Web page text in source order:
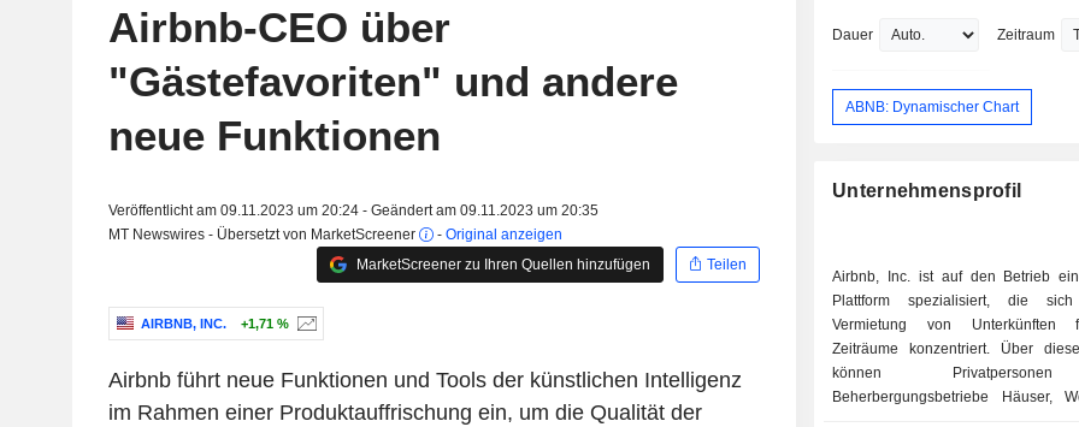
Airbnb-CEO über
"Gästefavoriten" und andere
neue Funktionen
Veröffentlicht am 09.11.2023 um 20:24 - Geändert am 09.11.2023 um 20:35
MT Newswires - Übersetzt von MarketScreener
- Original anzeigen
MarketScreener zu Ihren Quellen hinzufügen
Teilen
AIRBNB, INC. +1,71 %
Airbnb führt neue Funktionen und Tools der künstlichen Intelligenz
im Rahmen einer Produktauffrischung ein, um die Qualität der
Dauer Zeitraum
ABNB: Dynamischer Chart
Unternehmensprofil
Airbnb, Inc. ist auf den Betrieb
Plattform spezialisiert, die
Vermietung von Unterkünften
Zeiträume konzentriert. Über
können
Beherbergungsbetriebe Häuser,